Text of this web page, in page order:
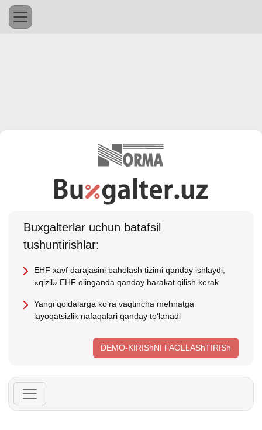
Buхgalterlar uchun batafsil
tushuntirishlar:
EHF хavf darajasini baholash tizimi qanday ishlaydi,
«qizil» EHF olinganda qanday harakat qilish kerak
Yangi qoidalarga koʻra vaqtincha mehnatga
layoqatsizlik nafaqalari qanday toʻlanadi
DEMO-KIRIShNI FAOLLAShTIRISh